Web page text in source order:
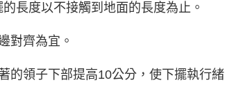
長度以不接觸到地面的長度為止。
對齊為宜。
的領子下部提高10公分，使下擺執行緒